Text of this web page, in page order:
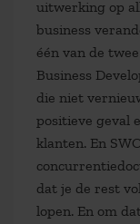
uitwerking op
business
één van de
Business
die niet
positieve geval
klanten. En
dat je de rest
lopen. En om